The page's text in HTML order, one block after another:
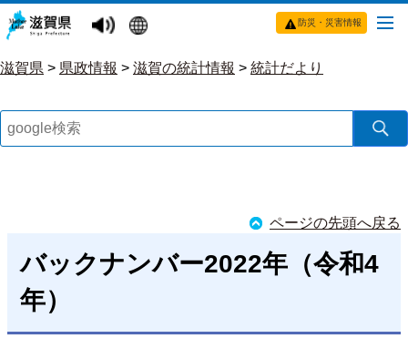
防災・災害情報
滋賀県 > 県政情報 > 滋賀の統計情報 > 統計だより
ページの先頭へ戻る
バックナンバー2022年（令和4
年）